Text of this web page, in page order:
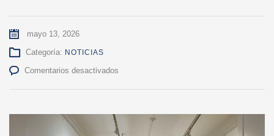
mayo 13, 2026
Categoría: NOTICIAS
Comentarios desactivados
reunió